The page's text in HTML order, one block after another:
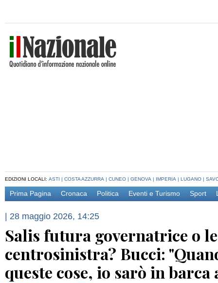
EDIZIONI LOCALI: ASTI | COSTA AZZURRA | CUNEO | GENOVA | IMPERIA | LUGANO |
Prima Pagina Cronaca Politica Eventi e Turismo Sport
| 28 maggio 2026, 14:25
Salis futura governatrice o
centrosinistra? Bucci:
queste cose, io sarò in barca